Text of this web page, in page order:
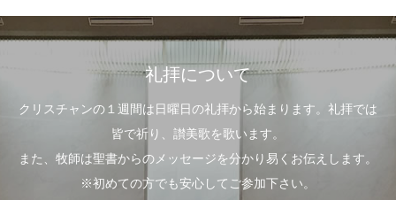
礼拝について
クリスチャンの１週間は日曜日の礼拝から始まります。礼拝では
皆で祈り、讃美歌を歌います。
また、牧師は聖書からのメッセージを分かり易くお伝えします。
※初めての方でも安心してご参加下さい。